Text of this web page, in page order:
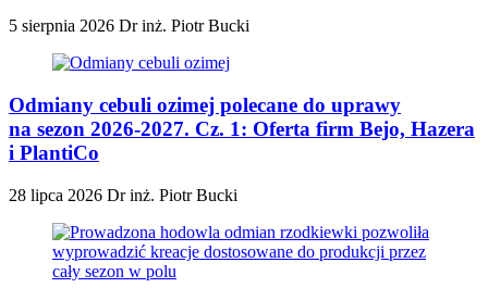
5 sierpnia 2026 Dr inż. Piotr Bucki
Odmiany cebuli ozimej polecane do uprawy
na sezon 2026-2027. Cz. 1: Oferta firm Bejo, Hazera
i PlantiCo
28 lipca 2026 Dr inż. Piotr Bucki